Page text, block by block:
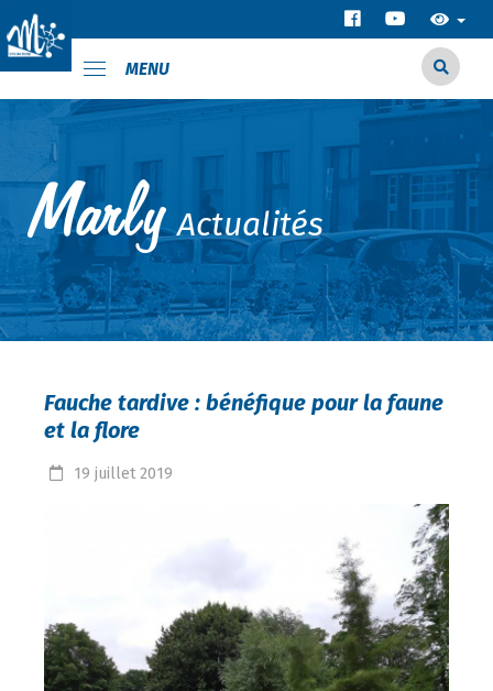
MENU
Actualités
Fauche tardive : bénéfique pour la faune
et la flore
19 juillet 2019